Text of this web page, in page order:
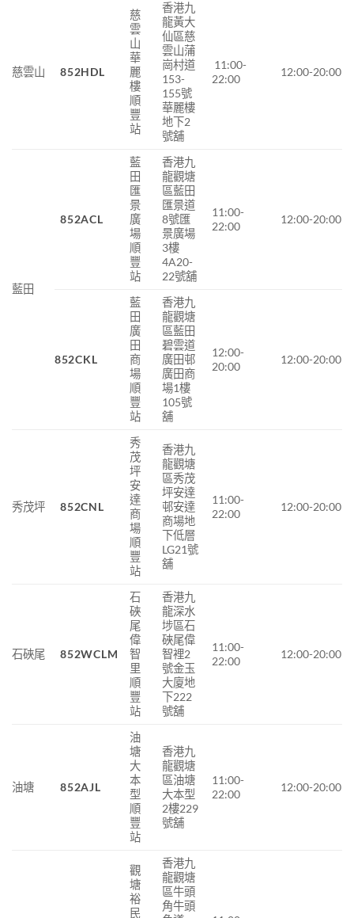
慈雲山 852HDL
慈
雲
山
華
麗
樓
順
豐
站
香港九
龍黃大
仙區慈
雲山蒲
崗村道
153-
155號
華麗樓
地下2
號舖
11:00-
22:00
12:00-20:00
藍田
852ACL
藍
田
匯
景
廣
場
順
豐
站
香港九
龍觀塘
區藍田
匯景道
8號匯
景廣場
3樓
4A20-
22號舖
11:00-
22:00
12:00-20:00
852CKL
藍
田
廣
田
商
場
順
豐
站
香港九
龍觀塘
區藍田
碧雲道
廣田邨
廣田商
場1樓
105號
舖
12:00-
20:00
12:00-20:00
秀茂坪 852CNL
秀
茂
坪
安
達
商
場
順
豐
站
香港九
龍觀塘
區秀茂
坪安達
邨安達
商場地
下低層
LG21號
舖
11:00-
22:00
12:00-20:00
石硤尾 852WCLM
石
硤
尾
偉
智
里
順
豐
站
香港九
龍深水
埗區石
硤尾偉
智裡2
號金玉
大廈地
下222
號舖
11:00-
22:00
12:00-20:00
油塘 852AJL
油
塘
大
本
型
順
豐
站
香港九
龍觀塘
區油塘
大本型
2樓229
號舖
11:00-
22:00
12:00-20:00
觀
塘
裕
民
香港九
龍觀塘
區牛頭
角牛頭